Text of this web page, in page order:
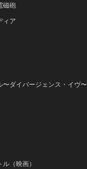
磁砲
ィア
〜ダイバージェンス・イヴ〜
（映画）